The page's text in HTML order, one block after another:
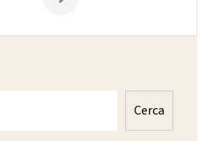
Cerca